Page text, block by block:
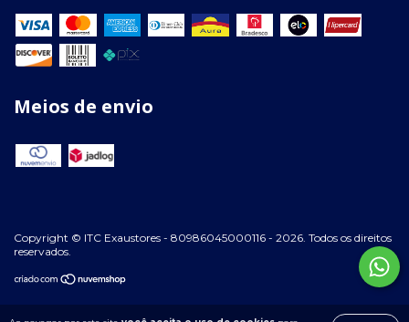
Meios de envio
Copyright © ITC Exaustores - 80986045000116 - 2026. Todos os direitos
reservados.